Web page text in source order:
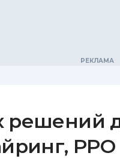
решений
РРО